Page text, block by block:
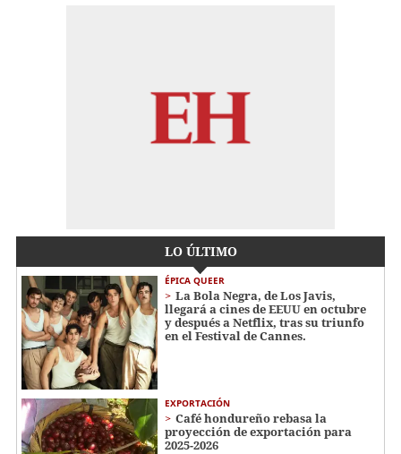
LO ÚLTIMO
ÉPICA QUEER
La Bola Negra, de Los Javis,
llegará a cines de EEUU en octubre
y después a Netflix, tras su triunfo
en el Festival de Cannes.
EXPORTACIÓN
Café hondureño rebasa la
proyección de exportación para
2025-2026